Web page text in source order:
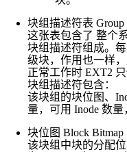
块组描述符表 Group
这张表包含了 整个
块组描述符组成。
级块，作用也一样，
正常工作时 EXT2
块组描述符包含：
该块组的块位图、
量，可用 Inode 数量
块位图 Block Bitmap
该块组中块的分配